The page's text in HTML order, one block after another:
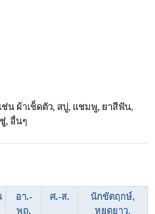
ช่น ผ้าเช็ดตัว, สบู่, แชมพู, ยาสีฟัน,
, อื่นๆ
อา.-
พฤ.
ศ.-ส.
นักขัตฤกษ์,
หยุดยาว,